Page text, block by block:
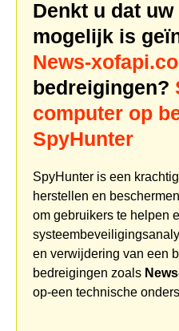
Denkt u dat
mogelijk is
News-
bedreigingen?
computer op
SpyHunter
SpyHunter is een
herstellen en
om gebruikers te helpen
en verwijdering van een
bedreigingen zoals
op-een technische